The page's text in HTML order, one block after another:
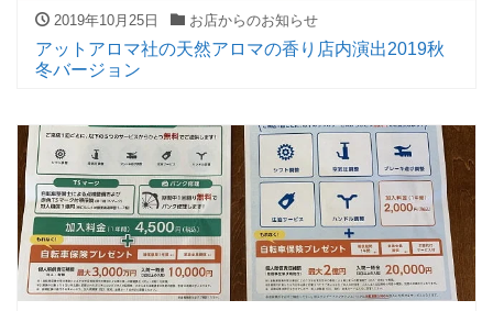
2019年10月25日 お店からのお知らせ
アットアロマ社の天然アロマの香り店内演出2019秋
冬バージョン